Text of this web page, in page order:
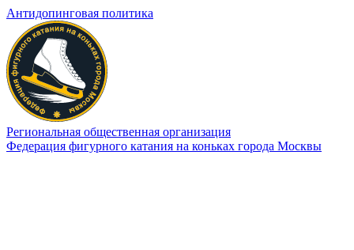
Антидопинговая политика
Региональная общественная организация
Федерация фигурного катания на коньках города Москвы